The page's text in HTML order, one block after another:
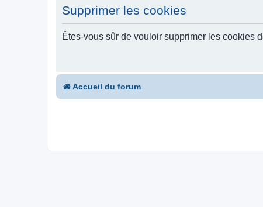
Supprimer les cookies
Êtes-vous sûr de vouloir supprimer les cookies
Accueil du forum